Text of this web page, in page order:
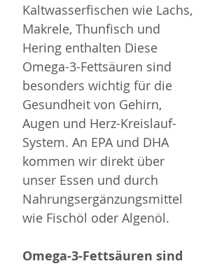
Kaltwasserfischen wie Lachs,
Makrele, Thunfisch und
Hering enthalten Diese
Omega-3-Fettsäuren sind
besonders wichtig für die
Gesundheit von Gehirn,
Augen und Herz-Kreislauf-
System. An EPA und DHA
kommen wir direkt über
unser Essen und durch
Nahrungsergänzungsmittel
wie Fischöl oder Algenöl.
Omega-3-Fettsäuren sind